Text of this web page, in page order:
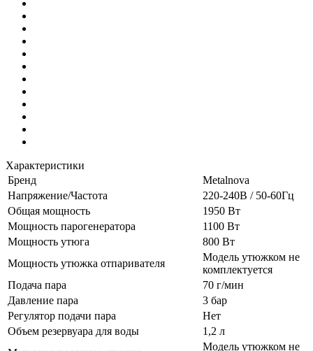
Характеристики
Бренд
Metalnova
Напряжение/Частота
220-240В / 50-60Гц
Общая мощность
1950 Вт
Мощность парогенератора
1100 Вт
Мощность утюга
800 Вт
Мощность утюжка отпаривателя
Модель утюжком не
комплектуется
Подача пара
70 г/мин
Давление пара
3 бар
Регулятор подачи пара
Нет
Объем резервуара для воды
1,2 л
Модель утюжком не